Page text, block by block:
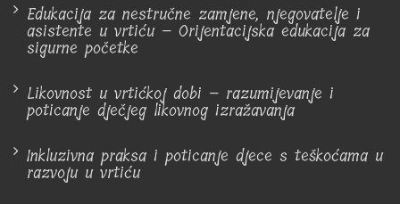
Edukacija za nestručne zamjene, njegovatelje i
asistente u vrtiću – Orijentacijska edukacija za
sigurne početke
Likovnost u vrtićkoj dobi – razumijevanje i
poticanje dječjeg likovnog izražavanja
Inkluzivna praksa i poticanje djece s teškoćama u
razvoju u vrtiću